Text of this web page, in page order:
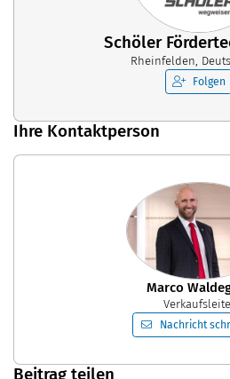
Schöler
Rheinfelden,
Folgen
Ihre Kontaktperson
Marco
Nachricht
Beitrag teilen